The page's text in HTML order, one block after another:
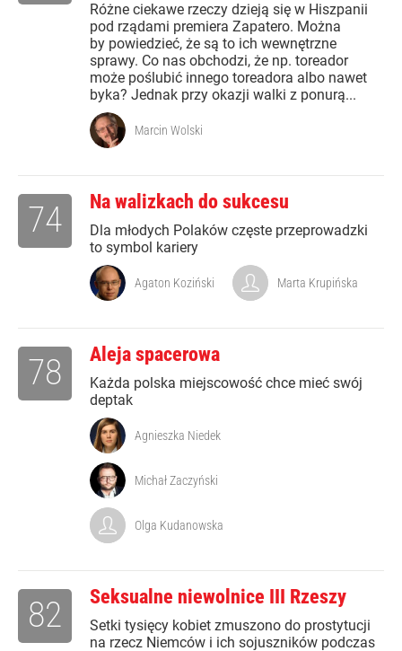
Różne ciekawe rzeczy dzieją się w Hiszpanii
pod rządami premiera Zapatero. Można
by powiedzieć, że są to ich wewnętrzne
sprawy. Co nas obchodzi, że np. toreador
może poślubić innego toreadora albo nawet
byka? Jednak przy okazji walki z ponurą...
Marcin Wolski
Na walizkach do sukcesu
Dla młodych Polaków częste przeprowadzki
to symbol kariery
74
Agaton Koziński Marta Krupińska
Aleja spacerowa
Każda polska miejscowość chce mieć swój
deptak
78
Agnieszka Niedek
Michał Zaczyński
Olga Kudanowska
Seksualne niewolnice III Rzeszy
Setki tysięcy kobiet zmuszono do prostytucji
na rzecz Niemców i ich sojuszników podczas
82